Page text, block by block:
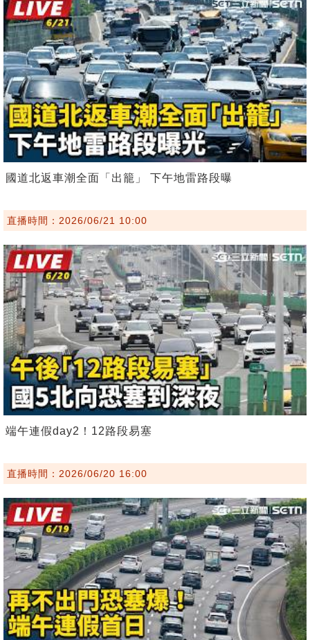
國道北返車潮全面「出籠」 下午地雷路段曝
直播時間：2026/06/21 10:00
端午連假day2！12路段易塞
直播時間：2026/06/20 16:00